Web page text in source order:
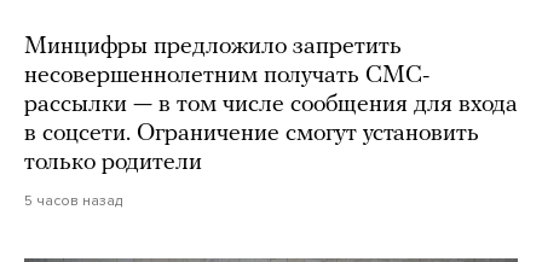
Минцифры предложило запретить
несовершеннолетним получать СМС-
рассылки — в том числе сообщения для входа
в соцсети. Ограничение смогут установить
только родители
5 часов назад